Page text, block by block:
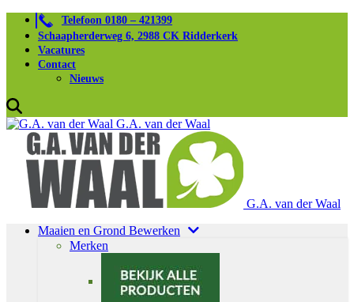
Telefoon 0180 – 421399
Schaapherderweg 6, 2988 CK Ridderkerk
Vacatures
Contact
Nieuws
G.A. van der Waal
G.A. van der Waal
Maaien en Grond Bewerken
Merken